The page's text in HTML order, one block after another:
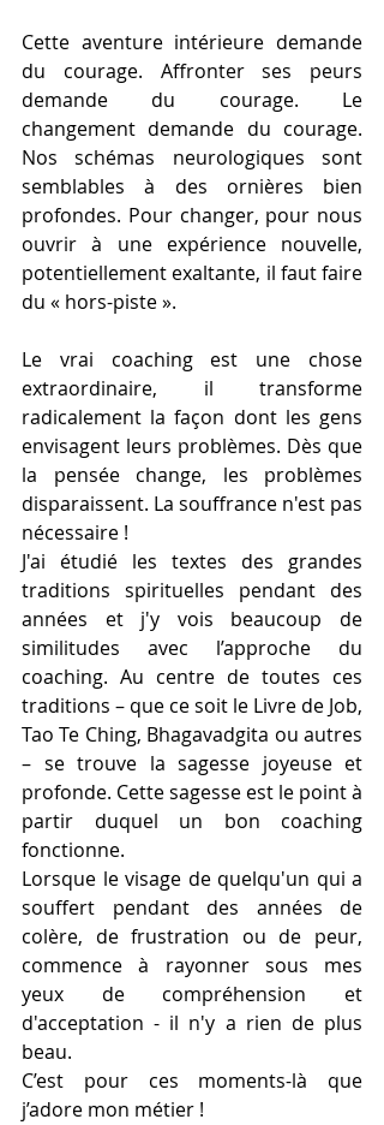
Cette aventure intérieure demande
du courage. Affronter ses peurs
demande du courage. Le
changement demande du courage.
Nos schémas neurologiques sont
semblables à des ornières bien
profondes. Pour changer, pour nous
ouvrir à une expérience nouvelle,
potentiellement exaltante, il faut faire
du « hors-piste ».
Le vrai coaching est une chose
extraordinaire, il transforme
radicalement la façon dont les gens
envisagent leurs problèmes. Dès que
la pensée change, les problèmes
disparaissent. La souffrance n'est pas
nécessaire !
J'ai étudié les textes des grandes
traditions spirituelles pendant des
années et j'y vois beaucoup de
similitudes avec l’approche du
coaching. Au centre de toutes ces
traditions – que ce soit le Livre de Job,
Tao Te Ching, Bhagavadgita ou autres
– se trouve la sagesse joyeuse et
profonde. Cette sagesse est le point à
partir duquel un bon coaching
fonctionne.
Lorsque le visage de quelqu'un qui a
souffert pendant des années de
colère, de frustration ou de peur,
commence à rayonner sous mes
yeux de compréhension et
d'acceptation - il n'y a rien de plus
beau.
C’est pour ces moments-là que
j’adore mon métier !